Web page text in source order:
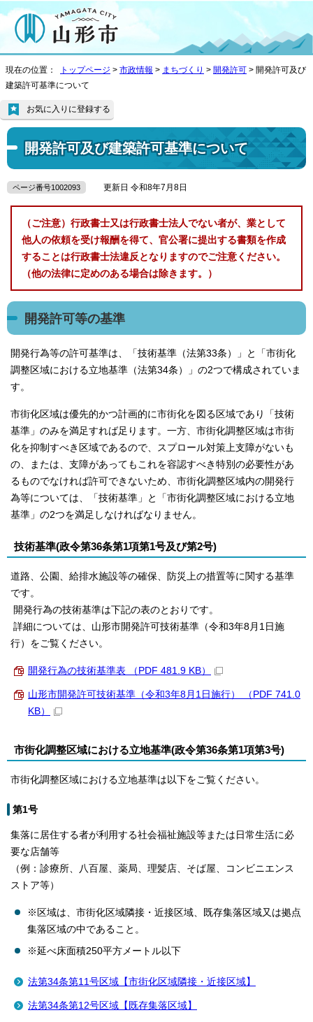
現在の位置： トップページ > 市政情報 > まちづくり > 開発許可 > 開発許可及び
建築許可基準について
開発許可及び建築許可基準について
お気に入りに登録する
ページ番号1002093 更新日 令和8年7月8日
（ご注意）行政書士又は行政書士法人でない者が、業として
他人の依頼を受け報酬を得て、官公署に提出する書類を作成
することは行政書士法違反となりますのでご注意ください。
（他の法律に定めのある場合は除きます。）
開発許可等の基準
開発行為等の許可基準は、「技術基準（法第33条）」と「市街化
調整区域における立地基準（法第34条）」の2つで構成されていま
す。
市街化区域は優先的かつ計画的に市街化を図る区域であり「技術
基準」のみを満足すれば足ります。一方、市街化調整区域は市街
化を抑制すべき区域であるので、スプロール対策上支障がないも
の、または、支障があってもこれを容認すべき特別の必要性があ
るものでなければ許可できないため、市街化調整区域内の開発行
為等については、「技術基準」と「市街化調整区域における立地
基準」の2つを満足しなければなりません。
技術基準(政令第36条第1項第1号及び第2号)
道路、公園、給排水施設等の確保、防災上の措置等に関する基準
です。
開発行為の技術基準は下記の表のとおりです。
詳細については、山形市開発許可技術基準（令和3年8月1日施
行）をご覧ください。
開発行為の技術基準表 （PDF 481.9 KB）
山形市開発許可技術基準（令和3年8月1日施行） （PDF 741.0
KB）
市街化調整区域における立地基準(政令第36条第1項第3号)
市街化調整区域における立地基準は以下をご覧ください。
第1号
集落に居住する者が利用する社会福祉施設等または日常生活に必
要な店舗等
（例：診療所、八百屋、薬局、理髪店、そば屋、コンビニエンス
ストア等）
※区域は、市街化区域隣接・近接区域、既存集落区域又は拠点
集落区域の中であること。
※延べ床面積250平方メートル以下
法第34条第11号区域【市街化区域隣接・近接区域】
法第34条第12号区域【既存集落区域】